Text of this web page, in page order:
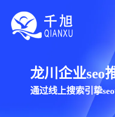
龙川网站建设公司-千
千旭网络科技
为龙川企业提供网站
计服务